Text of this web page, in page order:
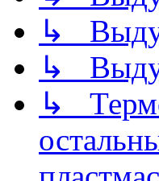
↳
↳
↳